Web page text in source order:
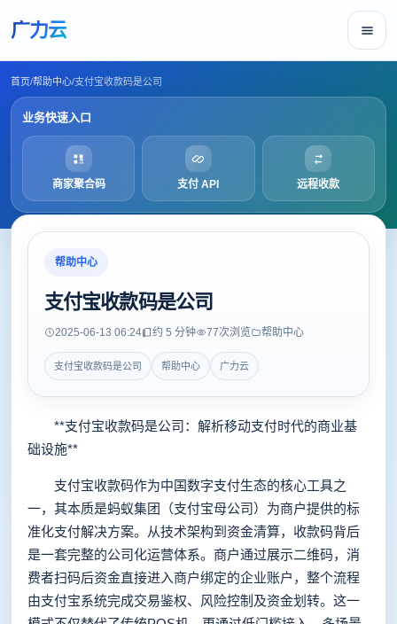
广力云
首页/帮助中心/支付宝收款码是公司
业务快速入口
商家聚合码 支付 API 远程收款
帮助中心
支付宝收款码是公司
2025-06-13 06:24 约 5 分钟 77次浏览 帮助中心
支付宝收款码是公司 帮助中心 广力云
**支付宝收款码是公司：解析移动支付时代的商业基
础设施**
支付宝收款码作为中国数字支付生态的核心工具之
一，其本质是蚂蚁集团（支付宝母公司）为商户提供的标
准化支付解决方案。从技术架构到资金清算，收款码背后
是一套完整的公司化运营体系。商户通过展示二维码，消
费者扫码后资金直接进入商户绑定的企业账户，整个流程
由支付宝系统完成交易鉴权、风险控制及资金划转。这一